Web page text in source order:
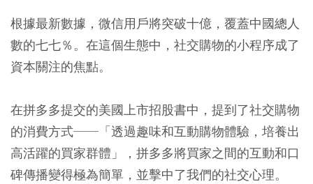
根據最新數據，微信用戶將突破十億，覆蓋中國總人
數的七七％。在這個生態中，社交購物的小程序成了
資本關注的焦點。
在拼多多提交的美國上市招股書中，提到了社交購物
的消費方式──「透過趣味和互動購物體驗，培養出
高活躍的買家群體」，拼多多將買家之間的互動和口
碑傳播變得極為簡單，並擊中了我們的社交心理。